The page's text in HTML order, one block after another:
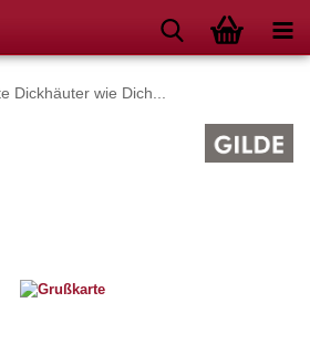
Dickhäuter wie Dich...